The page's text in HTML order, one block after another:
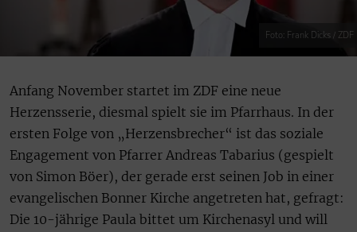
Foto: Frank Dicks / ZDF
Anfang November startet im ZDF eine neue
Herzensserie, diesmal spielt sie im Pfarrhaus. In der
ersten Folge von „Herzensbrecher“ ist das soziale
Engagement von Pfarrer Andreas Tabarius (gespielt
von Simon Böer), der gerade erst seinen Job in einer
evangelischen Bonner Kirche angetreten hat, gefragt:
Die 10-jährige Paula bittet um Kirchenasyl und will